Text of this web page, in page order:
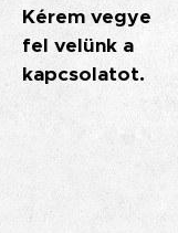
Kérem vegye
fel velünk a
kapcsolatot.